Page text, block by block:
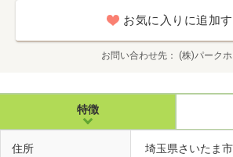
お気に入りに追加
お問い合わせ先 (株)パーク
特徴
住所 埼玉県さいたま